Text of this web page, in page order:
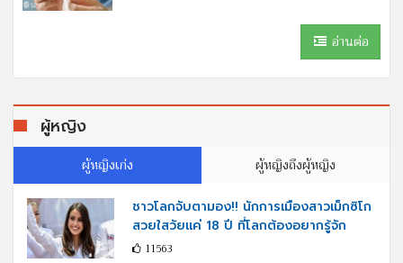
อ่านต่อ
ผู้หญิง
ผู้หญิงเก่ง ผู้หญิงถึงผู้หญิง
ชาวโลกจับตามอง!! นักการเมืองสาวเม็กซิโก
สวยใสวัยแค่ 18 ปี ที่โลกต้องอยากรู้จัก
11563